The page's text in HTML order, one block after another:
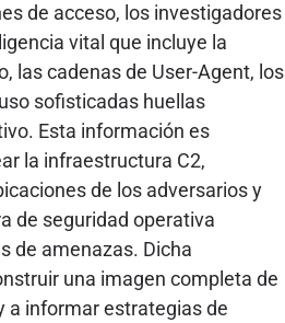
de acceso, los investigadores
vital que incluye la
las cadenas de User-Agent, los
sofisticadas huellas
Esta información es
la infraestructura C2,
de los adversarios y
de seguridad operativa
de amenazas. Dicha
una imagen completa de
a informar estrategias de